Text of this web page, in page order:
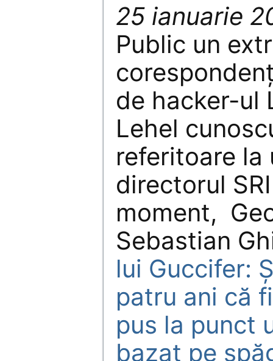
25 ianuarie
Public un
de hacker-ul
Lehel
referitoare la
directorul
moment,
Sebastian
lui Guccifer:
patru ani că
pus la punct
bazat pe